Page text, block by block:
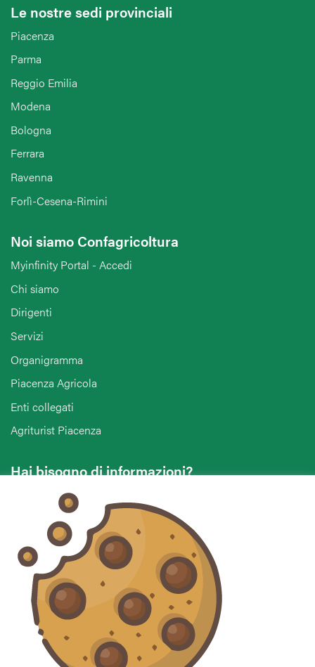
Le nostre sedi provinciali
Piacenza
Parma
Reggio Emilia
Modena
Bologna
Ferrara
Ravenna
Forlì-Cesena-Rimini
Noi siamo Confagricoltura
Myinfinity Portal - Accedi
Chi siamo
Dirigenti
Servizi
Organigramma
Piacenza Agricola
Enti collegati
Agriturist Piacenza
Hai bisogno di informazioni?
Vuoi contattarci per ricevere assistenza, lasciare un
commento o chiedere informazioni?
CONTATTACI
Seguici sui social